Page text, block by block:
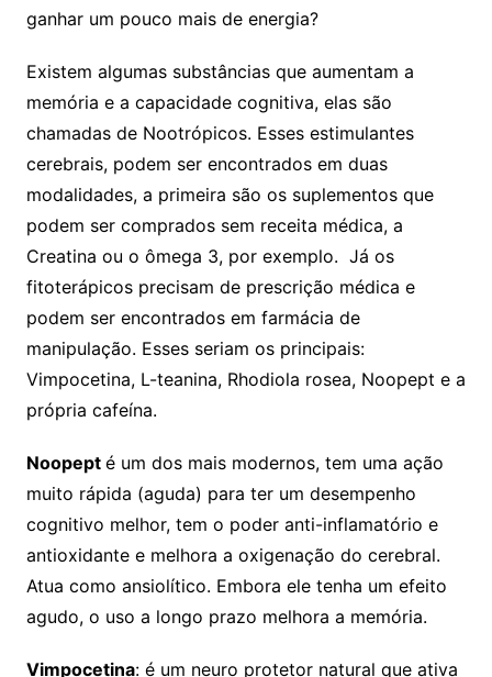
ganhar um pouco mais de energia?
Existem algumas substâncias que aumentam a
memória e a capacidade cognitiva, elas são
chamadas de Nootrópicos. Esses estimulantes
cerebrais, podem ser encontrados em duas
modalidades, a primeira são os suplementos que
podem ser comprados sem receita médica, a
Creatina ou o ômega 3, por exemplo. Já os
fitoterápicos precisam de prescrição médica e
podem ser encontrados em farmácia de
manipulação. Esses seriam os principais:
Vimpocetina,L-teanina, Rhodiola rosea, Noopept e a
própria cafeína.
Noopept é um dos mais modernos, tem uma ação
muito rápida (aguda) para ter um desempenho
cognitivo melhor, tem o poder anti-inflamatório e
antioxidante e melhora a oxigenação do cerebral.
Atua como ansiolítico. Embora ele tenha um efeito
agudo, o uso a longo prazo melhora a memória.
Vimpocetina: é um neuro protetor natural que ativa